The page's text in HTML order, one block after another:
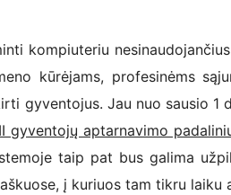
nesinaudojančius
kūrėjams, profesinėms
gyventojus. Jau nuo sausio 1
aptarnavimo
taip pat bus galima
į kuriuos tam tikru laiku